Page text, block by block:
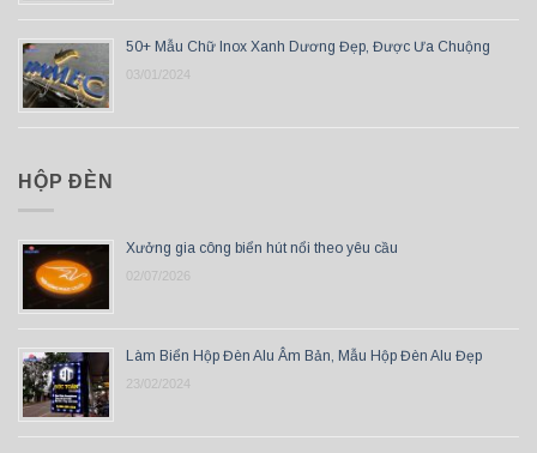
50+ Mẫu Chữ Inox Xanh Dương Đẹp, Được Ưa Chuộng
03/01/2024
HỘP ĐÈN
Xưởng gia công biển hút nổi theo yêu cầu
02/07/2026
Làm Biển Hộp Đèn Alu Âm Bản, Mẫu Hộp Đèn Alu Đẹp
23/02/2024